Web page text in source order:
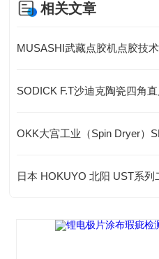
相关文章
MUSASHI武藏点胶机点胶技